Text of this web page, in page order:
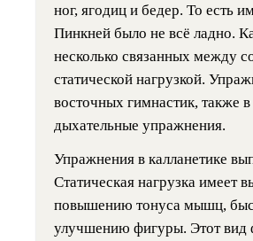
ног, ягодиц и бедер. То есть
Пинкней было не всё ладно.
несколько связанных между
статической нагрузкой.
восточных гимнастик, также
дыхательные упражнения.
Упражнения в калланетике
Статическая нагрузка имеет
повышению тонуса мышц,
улучшению фигуры. Этот вид